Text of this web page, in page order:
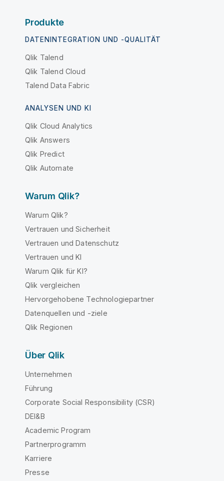
Produkte
DATENINTEGRATION UND -QUALITÄT
Qlik Talend
Qlik Talend Cloud
Talend Data Fabric
ANALYSEN UND KI
Qlik Cloud Analytics
Qlik Answers
Qlik Predict
Qlik Automate
Warum Qlik?
Warum Qlik?
Vertrauen und Sicherheit
Vertrauen und Datenschutz
Vertrauen und KI
Warum Qlik für KI?
Qlik vergleichen
Hervorgehobene Technologiepartner
Datenquellen und -ziele
Qlik Regionen
Über Qlik
Unternehmen
Führung
Corporate Social Responsibility (CSR)
DEI&B
Academic Program
Partnerprogramm
Karriere
Presse